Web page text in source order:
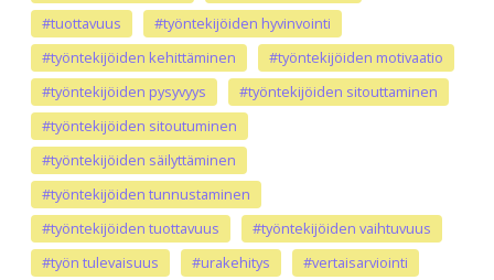
#tuottavuus
#työntekijöiden hyvinvointi
#työntekijöiden kehittäminen
#työntekijöiden motivaatio
#työntekijöiden pysyvyys
#työntekijöiden sitouttaminen
#työntekijöiden sitoutuminen
#työntekijöiden säilyttäminen
#työntekijöiden tunnustaminen
#työntekijöiden tuottavuus
#työntekijöiden vaihtuvuus
#työn tulevaisuus
#urakehitys
#vertaisarviointi